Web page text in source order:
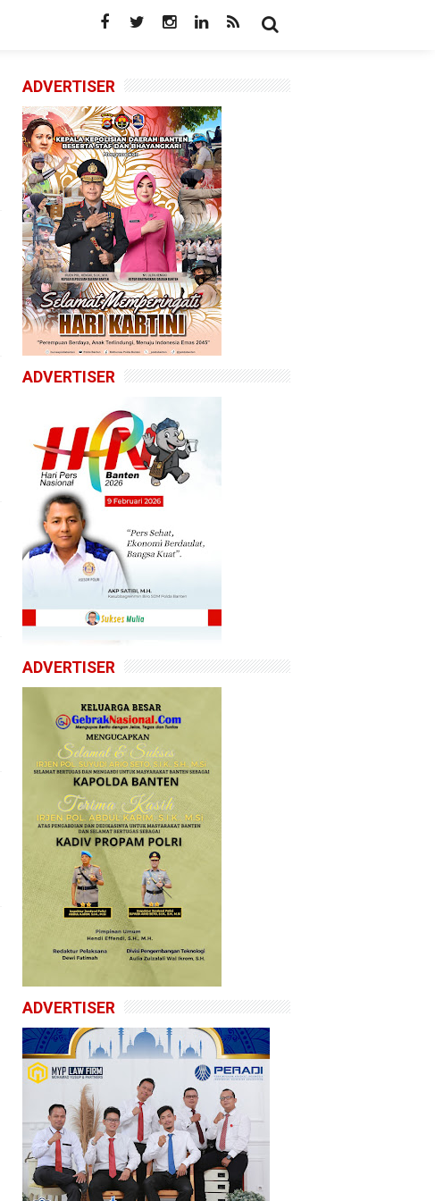
ADVERTISER
ADVERTISER
ADVERTISER
ADVERTISER